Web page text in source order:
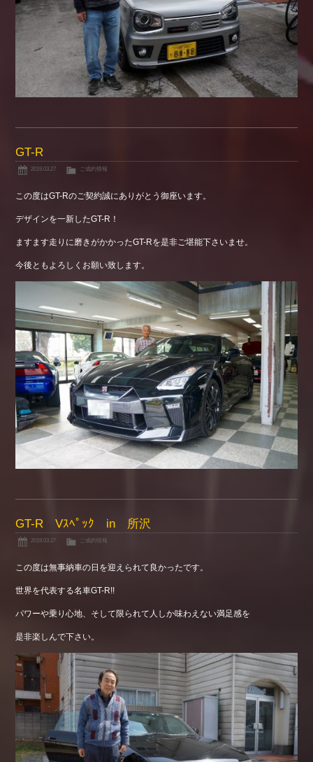
GT-R
2019.03.27 ご成約情報
この度はGT-Rのご契約誠にありがとう御座います。
デザインを一新したGT-R！
ますます走りに磨きがかかったGT-Rを是非ご堪能下さいませ。
今後ともよろしくお願い致します。
GT-R Vｽﾍﾟｯｸ in 所沢
2019.03.27 ご成約情報
この度は無事納車の日を迎えられて良かったです。
世界を代表する名車GT-R!!
パワーや乗り心地、そして限られて人しか味わえない満足感を
是非楽しんで下さい。